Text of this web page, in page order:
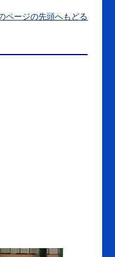
ページの先頭へもどる